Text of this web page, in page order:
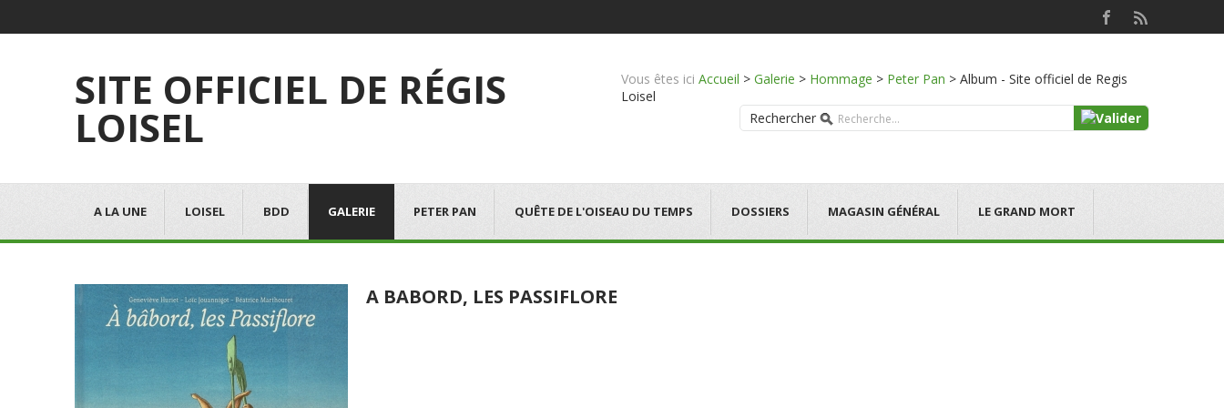
SITE OFFICIEL DE RÉGIS
LOISEL
Vous êtes ici Accueil > Galerie > Hommage > Peter Pan > Album - Site officiel de Regis
Loisel
Rechercher
A LA UNE LOISEL BDD GALERIE PETER PAN QUÊTE DE L'OISEAU DU TEMPS DOSSIERS MAGASIN GÉNÉRAL LE GRAND MORT
A BABORD, LES PASSIFLORE